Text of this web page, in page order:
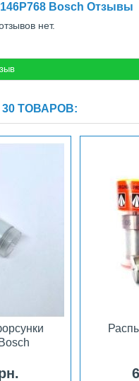
Bosch Отзывы
нет.
ТОВАРОВ: